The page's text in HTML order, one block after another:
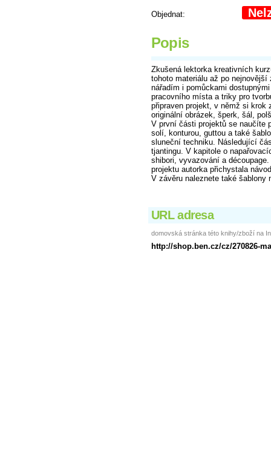
Objednat:
Popis
Zkušená lektorka kreativních
tohoto materiálu až po
nářadím i pomůckami
pracovního místa a triky pro
připraven projekt, v němž si krok
originální obrázek, šperk, šál,
V první části projektů se naučíte
solí, konturou, guttou a také
sluneční techniku. Následující
tjantingu. V kapitole o
shibori, vyvazování a
projektu autorka přichystala
V závěru naleznete také šablony
URL adresa
domovská stránka této knihy/zboží na
http://shop.ben.cz/cz/270826-